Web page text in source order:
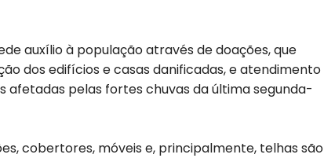
auxílio à população através de doações, que
dos edifícios e casas danificadas, e atendimento
afetadas pelas fortes chuvas da última segunda-
cobertores, móveis e, principalmente, telhas são